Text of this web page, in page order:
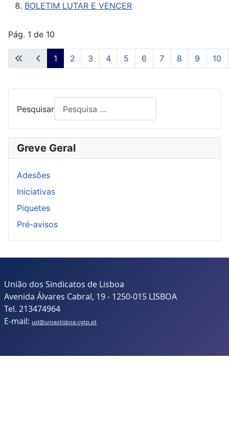
BOLETIM LUTAR E VENCER
Pág. 1 de 10
1 2 3 4 5 6 7 8 9 10
Pesquisar
Greve Geral
Adesões
Iniciativas
Piquetes
Pré-avisos
União dos Sindicatos de Lisboa
Avenida Álvares Cabral, 19 - 1250-015 LISBOA
Tel. 213474964
E-mail: usl@uniaolisboa-cgtp.pt